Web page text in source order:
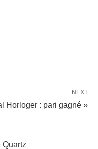
NEXT
Horloger : pari gagné »
Quartz